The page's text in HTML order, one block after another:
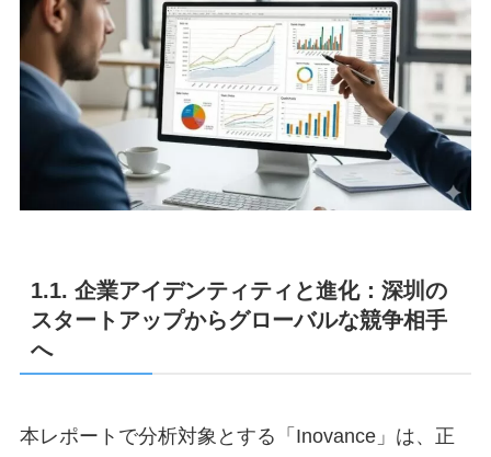
1.1. 企業アイデンティティと進化：深圳の
スタートアップからグローバルな競争相手
へ
本レポートで分析対象とする「Inovance」は、正